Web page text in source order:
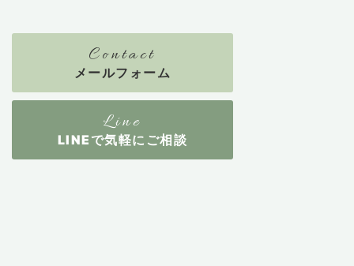
メールフォーム
LINEで気軽にご相談